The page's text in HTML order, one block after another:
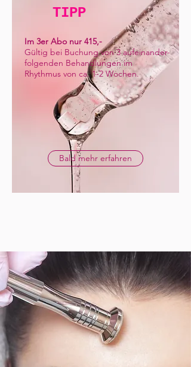
Bald mehr erfahren
TIPP
Im 3er Abo nur 415,-
Gültig bei Buchung von 3 aufeinander-
folgenden Behandlungen im
Rhythmus von ca. 1-2 Wochen.